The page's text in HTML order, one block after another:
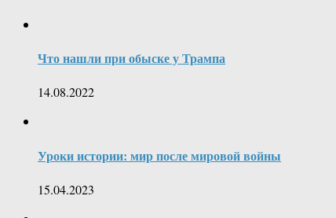
Что нашли при обыске у Трампа
14.08.2022
Уроки истории: мир после мировой войны
15.04.2023